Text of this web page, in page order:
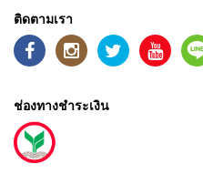
ติดตามเรา
ช่องทางชำระเงิน